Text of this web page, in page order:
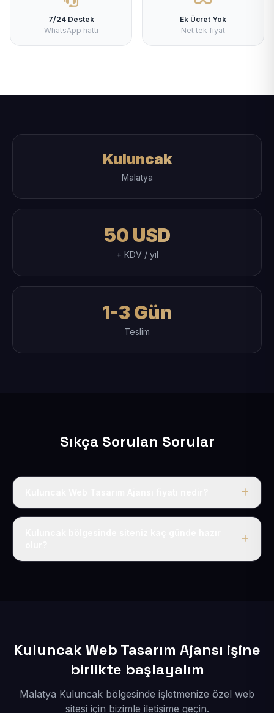
7/24 Destek
WhatsApp hattı
Ek Ücret Yok
Net tek fiyat
Kuluncak
Malatya
50 USD
+ KDV / yıl
1-3 Gün
Teslim
Sıkça Sorulan Sorular
Tek fiyat uygulanır: yıllık 50 USD + KDV. Bu bedele alan
Kuluncak Web Tasarım Ajansı işine
birlikte başlayalım
Malatya Kuluncak bölgesinde işletmenize özel web
sitesi için bizimle iletişime geçin.